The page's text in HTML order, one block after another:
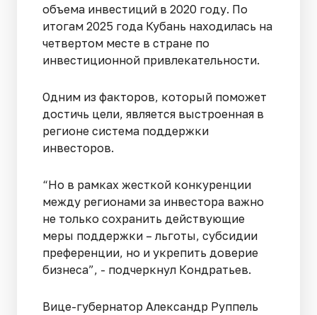
объема инвестиций в 2020 году. По
итогам 2025 года Кубань находилась на
четвертом месте в стране по
инвестиционной привлекательности.
Одним из факторов, который поможет
достичь цели, является выстроенная в
регионе система поддержки
инвесторов.
“Но в рамках жесткой конкуренции
между регионами за инвестора важно
не только сохранить действующие
меры поддержки – льготы, субсидии
преференции, но и укрепить доверие
бизнеса”, - подчеркнул Кондратьев.
Вице-губернатор Александр Руппель